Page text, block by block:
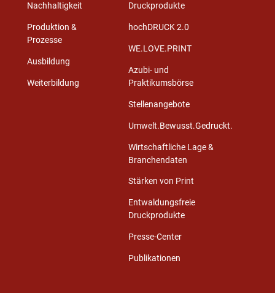
Nachhaltigkeit
Produktion &
Prozesse
Ausbildung
Weiterbildung
Druckprodukte
hochDRUCK 2.0
WE.LOVE.PRINT
Azubi- und
Praktikumsbörse
Stellenangebote
Umwelt.Bewusst.Gedruckt.
Wirtschaftliche Lage &
Branchendaten
Stärken von Print
Entwaldungsfreie
Druckprodukte
Presse-Center
Publikationen